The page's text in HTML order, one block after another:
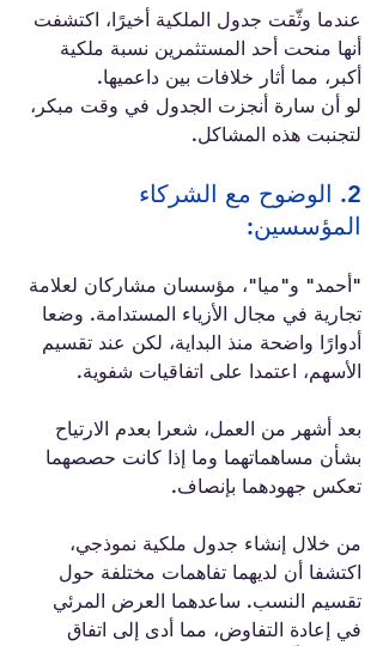
عندما وثّقت جدول الملكية أخيرًا، اكتشفت
أنها منحت أحد المستثمرين نسبة ملكية
أكبر، مما أثار خلافات بين داعميها.
لو أن سارة أنجزت الجدول في وقت مبكر،
لتجنبت هذه المشاكل.
2. الوضوح مع الشركاء
المؤسسين:
"أحمد" و"ميا"، مؤسسان مشاركان لعلامة
تجارية في مجال الأزياء المستدامة. وضعا
أدوارًا واضحة منذ البداية، لكن عند تقسيم
الأسهم، اعتمدا على اتفاقيات شفوية.
بعد أشهر من العمل، شعرا بعدم الارتياح
بشأن مساهماتهما وما إذا كانت حصصهما
تعكس جهودهما بإنصاف.
من خلال إنشاء جدول ملكية نموذجي،
اكتشفا أن لديهما تفاهمات مختلفة حول
تقسيم النسب. ساعدهما العرض المرئي
في إعادة التفاوض، مما أدى إلى اتفاق